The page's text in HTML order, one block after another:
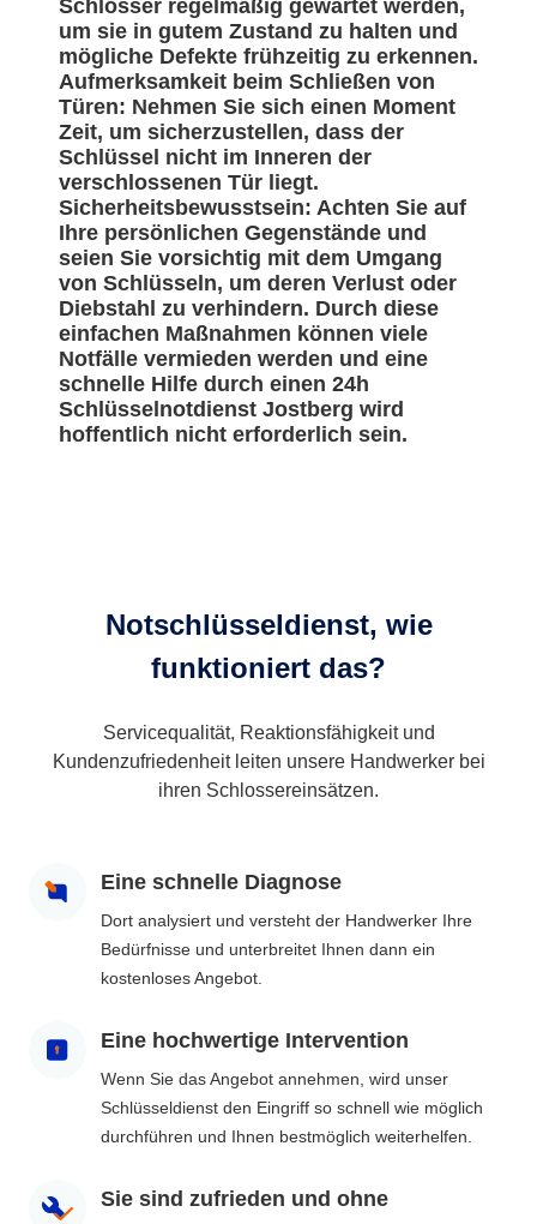
Schlösser regelmäßig gewartet werden,
um sie in gutem Zustand zu halten und
mögliche Defekte frühzeitig zu erkennen.
Aufmerksamkeit beim Schließen von
Türen: Nehmen Sie sich einen Moment
Zeit, um sicherzustellen, dass der
Schlüssel nicht im Inneren der
verschlossenen Tür liegt.
Sicherheitsbewusstsein: Achten Sie auf
Ihre persönlichen Gegenstände und
seien Sie vorsichtig mit dem Umgang
von Schlüsseln, um deren Verlust oder
Diebstahl zu verhindern. Durch diese
einfachen Maßnahmen können viele
Notfälle vermieden werden und eine
schnelle Hilfe durch einen 24h
Schlüsselnotdienst Jostberg wird
hoffentlich nicht erforderlich sein.
Notschlüsseldienst, wie
funktioniert das?
Servicequalität, Reaktionsfähigkeit und
Kundenzufriedenheit leiten unsere Handwerker bei
ihren Schlossereinsätzen.
Eine schnelle Diagnose
Dort analysiert und versteht der Handwerker Ihre
Bedürfnisse und unterbreitet Ihnen dann ein
kostenloses Angebot.
Eine hochwertige Intervention
Wenn Sie das Angebot annehmen, wird unser
Schlüsseldienst den Eingriff so schnell wie möglich
durchführen und Ihnen bestmöglich weiterhelfen.
Sie sind zufrieden und ohne